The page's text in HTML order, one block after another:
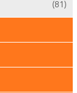
(81)